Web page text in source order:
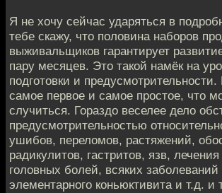
Я не хочу сейчас ударяться в
тебе скажу, что половина наборов
выживальщиков гарантирует
пару месяцев. Это такой намёк на
подготовки и
самое первое и самое простое, что
случиться. Гораздо веселее дело
предусмотрительностью
ушибов, переломов, растяжений,
радикулитов, гастритов, язв,
головных болей, всяких заболеваний
элементарного коньюктивита и т.д. и